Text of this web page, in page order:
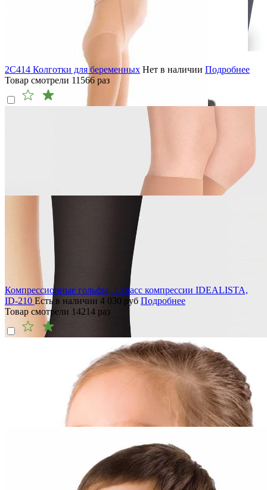
2C414 Колготки для беременных Нет в наличии Подробнее
Товар смотрели 11566 раз
Компрессионные гольфы, 1 класс компрессии IDEALISTA,
ID-210 Есть в наличии 4 030 руб Подробнее
Товар смотрели 14214 раз